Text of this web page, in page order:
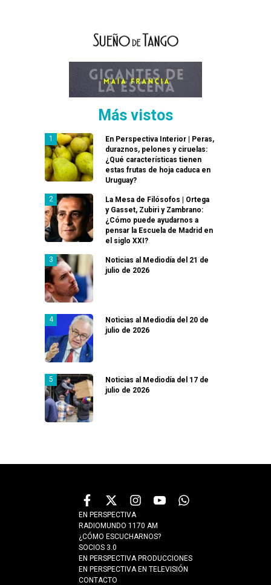
Más vistos
En Perspectiva Interior | Peras,
duraznos, pelones y ciruelas:
¿Qué características tienen
estas frutas de hoja caduca en
Uruguay?
La Mesa de Filósofos | Ortega
y Gasset, Zubiri y Zambrano:
¿Cómo puede ayudarnos a
pensar la Escuela de Madrid en
el siglo XXI?
Noticias al Mediodía del 21 de
julio de 2026
Noticias al Mediodía del 20 de
julio de 2026
Noticias al Mediodía del 17 de
julio de 2026
EN PERSPECTIVA
RADIOMUNDO 1170 AM
¿CÓMO ESCUCHARNOS?
SOCIOS 3.0
EN PERSPECTIVA PRODUCCIONES
EN PERSPECTIVA EN TELEVISIÓN
CONTACTO